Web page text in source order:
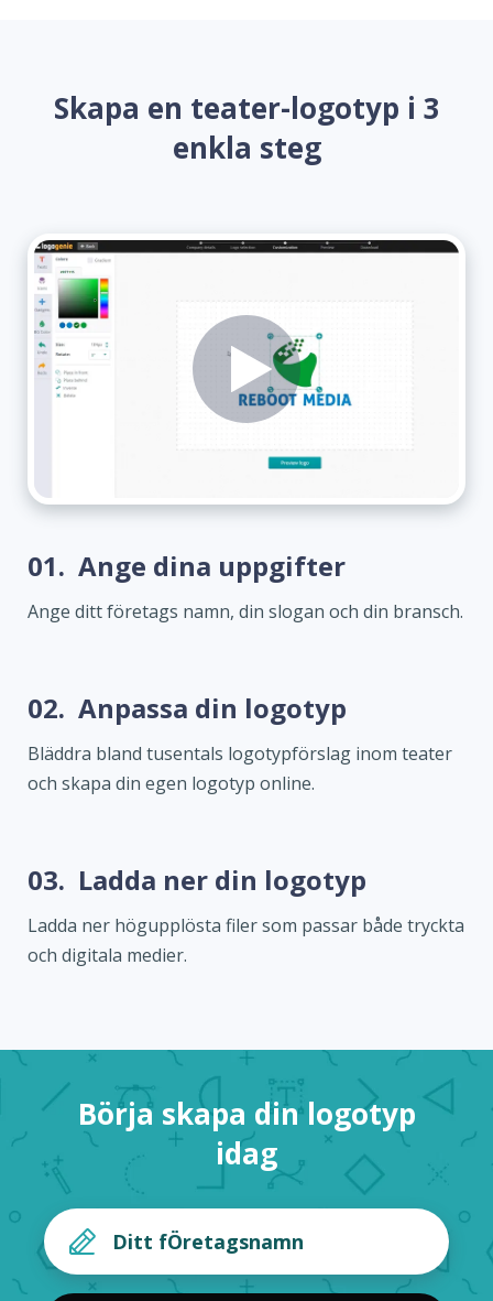
Skapa en teater-logotyp i 3
enkla steg
01. Ange dina uppgifter
Ange ditt företags namn, din slogan och din bransch.
02. Anpassa din logotyp
Bläddra bland tusentals logotypförslag inom teater
och skapa din egen logotyp online.
03. Ladda ner din logotyp
Ladda ner högupplösta filer som passar både tryckta
och digitala medier.
Börja skapa din logotyp
idag